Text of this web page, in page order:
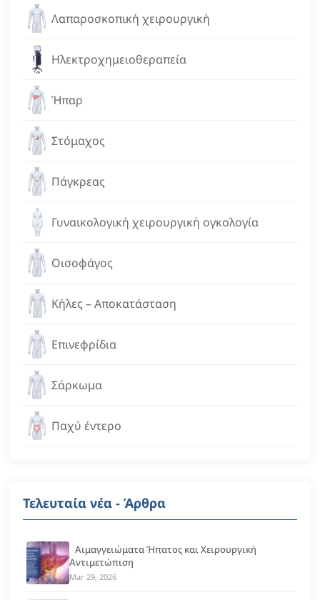
Λαπαροσκοπική χειρουργική
Ηλεκτροχημειοθεραπεία
Ήπαρ
Στόμαχος
Πάγκρεας
Γυναικολογική χειρουργική ογκολογία
Οισοφάγος
Κήλες – Αποκατάσταση
Επινεφρίδια
Σάρκωμα
Παχύ έντερο
Τελευταία νέα - Άρθρα
Αιμαγγειώματα Ήπατος και Χειρουργική
Αντιμετώπιση
Mar 29, 2026